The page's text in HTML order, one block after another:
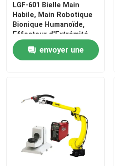
LGF-601 Bielle Main
Habile, Main Robotique
Bionique Humanoïde,
Effecteur d'Extrémité
Robotique à Charge
Utile de 10KG Bus CAN
envoyer une